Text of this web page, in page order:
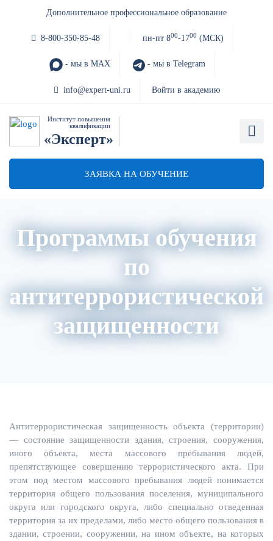
Дополнительное профессиональное образование
8-800-350-85-48 пн-пт 800-1700 (МСК)
- мы в MAX - мы в Telegram
info@expert-uni.ru Войти в академию
Институт повышения
квалификации
«Эксперт»
ЗАЯВКА НА ОБУЧЕНИЕ
Программы обучения
по
антитеррористической
защищенности
Антитеррористическая защищенность объекта (территории)
— состояние защищенности здания, строения, сооружения,
иного объекта, места массового пребывания людей,
препятствующее совершению террористического акта. При
этом под местом массового пребывания людей понимается
территория общего пользования поселения, муниципального
округа или городского округа, либо специально отведенная
территория за их пределами, либо место общего пользования в
здании, строении, сооружении, на ином объекте, на которых